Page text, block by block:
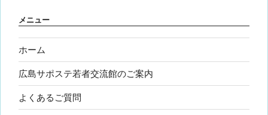
メニュー
ホーム
広島サポステ若者交流館のご案内
よくあるご質問